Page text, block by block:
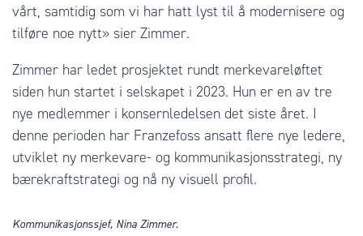
vårt, samtidig som vi har hatt lyst til å modernisere og
tilføre noe nytt» sier Zimmer.
Zimmer har ledet prosjektet rundt merkevareløftet
siden hun startet i selskapet i 2023. Hun er en av tre
nye medlemmer i konsernledelsen det siste året. I
denne perioden har Franzefoss ansatt flere nye ledere,
utviklet ny merkevare- og kommunikasjonsstrategi, ny
bærekraftstrategi og nå ny visuell profil.
Kommunikasjonssjef, Nina Zimmer.